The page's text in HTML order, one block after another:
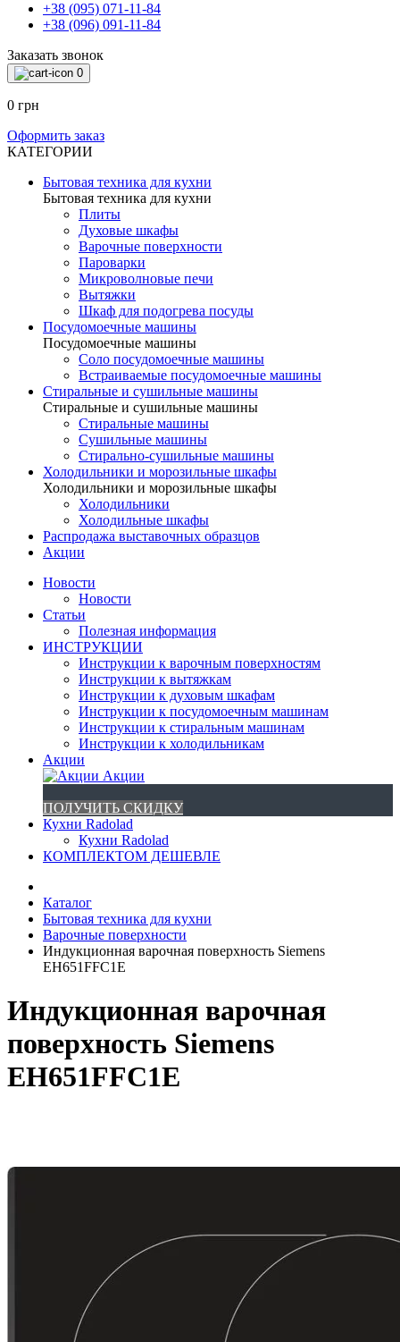
+38 (095) 071-11-84
+38 (096) 091-11-84
Заказать звонок
0
0 грн
Оформить заказ
КАТЕГОРИИ
Бытовая техника для кухни
Бытовая техника для кухни
Плиты
Духовые шкафы
Варочные поверхности
Пароварки
Микроволновые печи
Вытяжки
Шкаф для подогрева посуды
Посудомоечные машины
Посудомоечные машины
Соло посудомоечные машины
Встраиваемые посудомоечные машины
Стиральные и сушильные машины
Стиральные и сушильные машины
Стиральные машины
Сушильные машины
Стирально-сушильные машины
Холодильники и морозильные шкафы
Холодильники и морозильные шкафы
Холодильники
Холодильные шкафы
Распродажа выставочных образцов
Акции
Новости
Новости
Статьи
Полезная информация
ИНСТРУКЦИИ
Инструкции к варочным поверхностям
Инструкции к вытяжкам
Инструкции к духовым шкафам
Инструкции к посудомоечным машинам
Инструкции к стиральным машинам
Инструкции к холодильникам
Акции
Акции
ПОЛУЧИТЬ СКИДКУ
Кухни Radolad
Кухни Radolad
КОМПЛЕКТОМ ДЕШЕВЛЕ
Каталог
Бытовая техника для кухни
Варочные поверхности
Индукционная варочная поверхность Siemens
EH651FFC1E
Индукционная варочная
поверхность Siemens
EH651FFC1E